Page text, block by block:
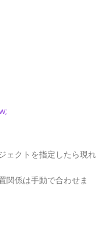
ェクトを指定したら現れ
関係は手動で合わせま